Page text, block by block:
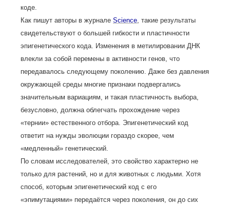
коде.
Как пишут авторы в журнале Science , такие результаты
свидетельствуют о большей гибкости и пластичности
эпигенетического кода. Изменения в метилировании ДНК
влекли за собой перемены в активности генов, что
передавалось следующему поколению. Даже без давления
окружающей среды многие признаки подвергались
значительным вариациям, и такая пластичность выбора,
безусловно, должна облегчать прохождение через
«тернии» естественного отбора. Эпигенетический код
ответит на нужды эволюции гораздо скорее, чем
«медленный» генетический.
По словам исследователей, это свойство характерно не
только для растений, но и для животных с людьми. Хотя
способ, которым эпигенетический код с его
«эпимутациями» передаётся через поколения, он до сих